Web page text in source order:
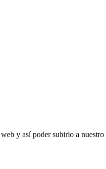
y así poder subirlo a